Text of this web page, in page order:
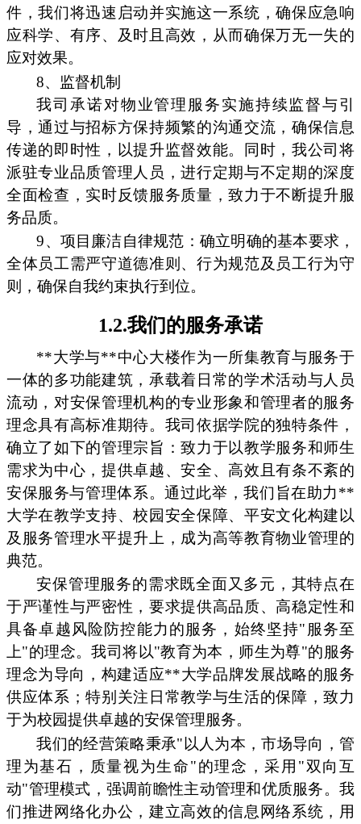
件，我们将迅速启动并实施这一系统，确保应急响
应科学、有序、及时且高效，从而确保万无一失的
应对效果。
8、监督机制
我司承诺对物业管理服务实施持续监督与引
导，通过与招标方保持频繁的沟通交流，确保信息
传递的即时性，以提升监督效能。同时，我公司将
派驻专业品质管理人员，进行定期与不定期的深度
全面检查，实时反馈服务质量，致力于不断提升服
务品质。
9、项目廉洁自律规范：确立明确的基本要求，
全体员工需严守道德准则、行为规范及员工行为守
则，确保自我约束执行到位。
1.2.我们的服务承诺
**大学与**中心大楼作为一所集教育与服务于
一体的多功能建筑，承载着日常的学术活动与人员
流动，对安保管理机构的专业形象和管理者的服务
理念具有高标准期待。我司依据学院的独特条件，
确立了如下的管理宗旨：致力于以教学服务和师生
需求为中心，提供卓越、安全、高效且有条不紊的
安保服务与管理体系。通过此举，我们旨在助力**
大学在教学支持、校园安全保障、平安文化构建以
及服务管理水平提升上，成为高等教育物业管理的
典范。
安保管理服务的需求既全面又多元，其特点在
于严谨性与严密性，要求提供高品质、高稳定性和
具备卓越风险防控能力的服务，始终坚持"服务至
上"的理念。我司将以"教育为本，师生为尊"的服务
理念为导向，构建适应**大学品牌发展战略的服务
供应体系；特别关注日常教学与生活的保障，致力
于为校园提供卓越的安保管理服务。
我们的经营策略秉承"以人为本，市场导向，管
理为基石，质量视为生命"的理念，采用"双向互
动"管理模式，强调前瞻性主动管理和优质服务。我
们推进网络化办公，建立高效的信息网络系统，用